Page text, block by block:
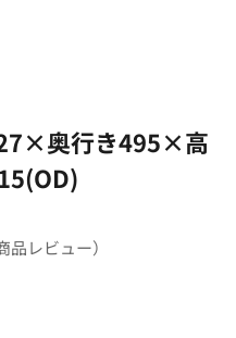
奥行き495×高
品レビュー）